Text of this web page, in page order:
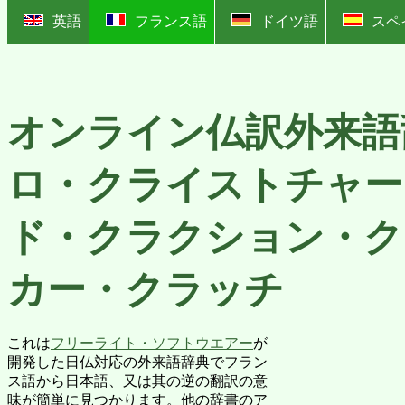
英語 フランス語 ドイツ語 スペ
オンライン仏訳外来
ロ・クライストチャ
ド・クラクション・
カー・クラッチ
これはフリーライト・ソフトウエアーが
開発した日仏対応の外来語辞典でフラン
ス語から日本語、又は其の逆の翻訳の意
味が簡単に見つかります。他の辞書のア